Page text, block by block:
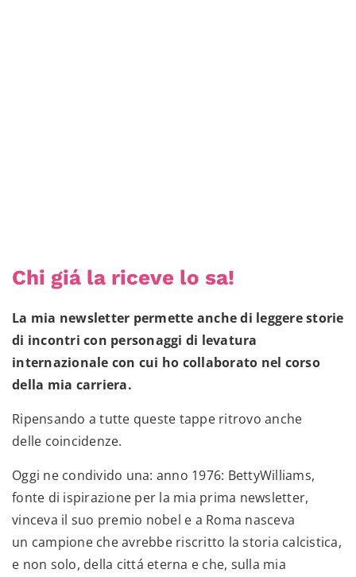
Chi giá la riceve lo sa!
La mia newsletter permette anche di leggere storie
di incontri con personaggi di levatura
internazionale con cui ho collaborato nel corso
della mia carriera.
Ripensando a tutte queste tappe ritrovo anche
delle coincidenze.
Oggi ne condivido una: anno 1976: BettyWilliams,
fonte di ispirazione per la mia prima newsletter,
vinceva il suo premio nobel e a Roma nasceva
un campione che avrebbe riscritto la storia calcistica,
e non solo, della cittá eterna e che, sulla mia